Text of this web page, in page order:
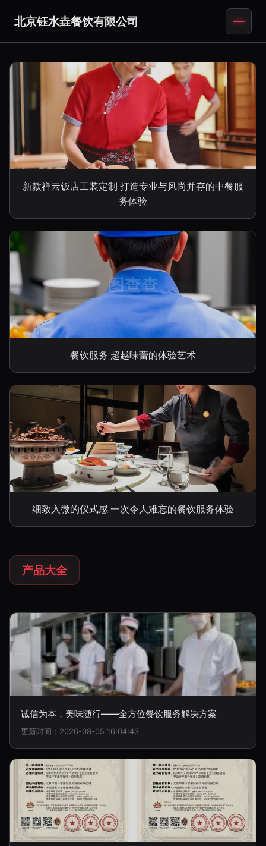
北京钰水垚餐饮有限公司
新款祥云饭店工装定制 打造专业与风尚并存的中餐服
务体验
餐饮服务 超越味蕾的体验艺术
细致入微的仪式感 一次令人难忘的餐饮服务体验
产品大全
诚信为本，美味随行——全方位餐饮服务解决方案
更新时间：2026-08-05 16:04:43